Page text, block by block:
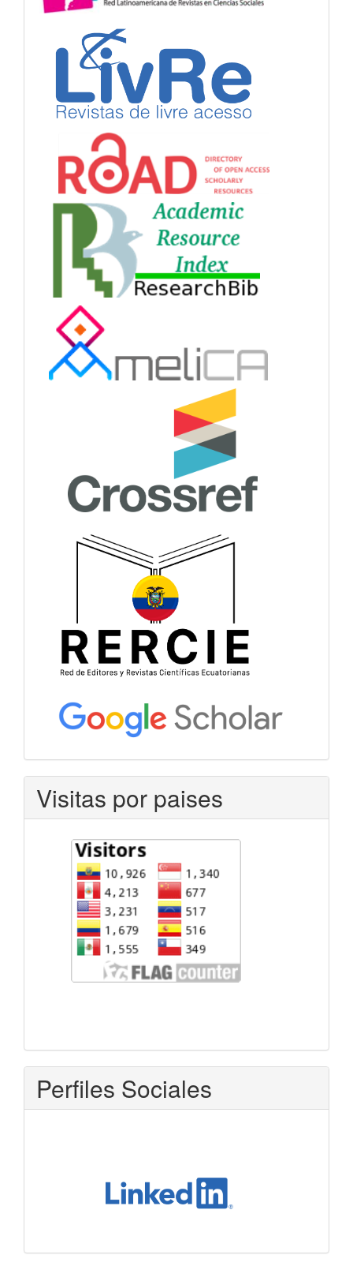
Visitas por paises
Perfiles Sociales